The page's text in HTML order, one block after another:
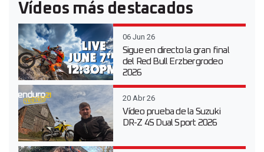
Vídeos más destacados
06 Jun 26
Sigue en directo la gran final
del Red Bull Erzbergrodeo
2026
20 Abr 26
Vídeo prueba de la Suzuki
DR-Z 4S Dual Sport 2026